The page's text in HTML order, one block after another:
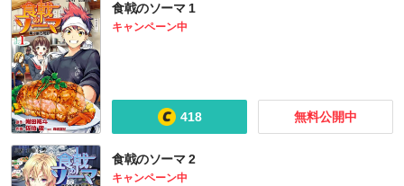
どりの台所
食戟のソーマ 1
キャンペーン中
418 無料公開中
食戟のソーマ 2
キャンペーン中